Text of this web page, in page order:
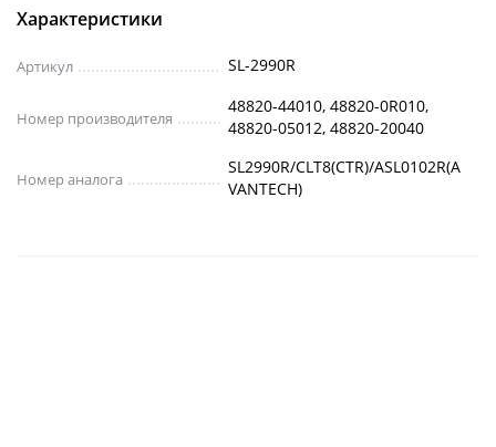
Характеристики
Артикул SL-2990R
Номер производителя
48820-44010, 48820-0R010,
48820-05012, 48820-20040
Номер аналога
SL2990R/CLT8(CTR)/ASL0102R(A
VANTECH)